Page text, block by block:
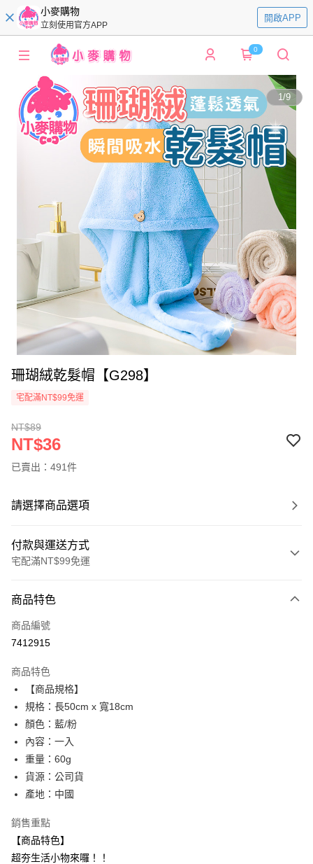
小麥購物
立刻使用官方APP
開啟APP
0
1/9
珊瑚絨乾髮帽【G298】
宅配滿NT$99免運
NT$89
NT$36
已賣出：491件
請選擇商品選項
付款與運送方式
宅配滿NT$99免運
信用卡一次付款
信用卡分期付款
合作金庫商業銀行
華南商業銀行
上海商業儲蓄銀行
國泰世華商業銀行
臺灣中小企業銀行
匯豐（台灣）商業銀行
聯邦商業銀行
元大商業銀行
玉山商業銀行
台灣樂天信用卡公司
超商取貨付款
LINE Pay
Apple Pay
街口支付
相關說明
【關於「AFTEE先享後付」】
AFTEE先享後付是「在收到商品之後才付款」的支付方式。 讓您購物簡單
ATM付款
商品特色
商品編號
7412915
商品特色
【商品規格】
規格：長50cm x 寬18cm
顏色：藍/粉
內容：一入
重量：60g
貨源：公司貨
產地：中國
銷售重點
【商品特色】
超夯生活小物來囉！！